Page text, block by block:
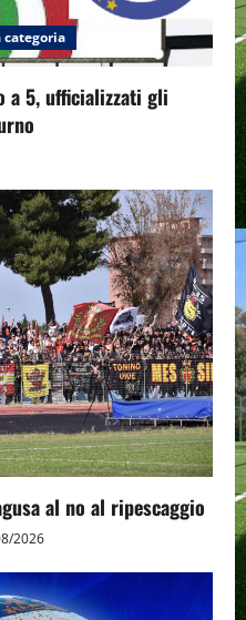
categoria
a 5, ufficializzati gli
al no al ripescaggio
2026